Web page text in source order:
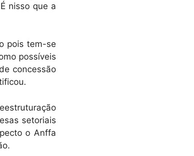
nisso que a
pois tem-se
possíveis
concessão
setoriais
o Anffa